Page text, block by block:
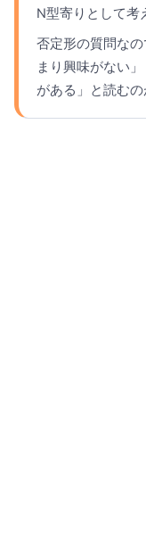
N型寄りとして考
否定形の質問な
まり興味がない
がある」と読むの